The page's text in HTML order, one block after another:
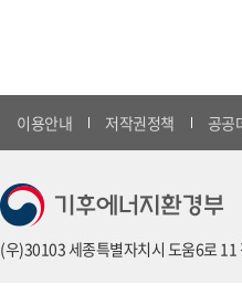
이용안내 저작권정책 공공
(우)30103 세종특별자치시 도움6로 11